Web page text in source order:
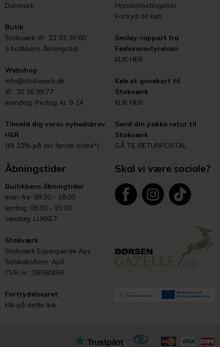
Danmark
Butik
Stokværk tlf.: 22 93 30 60
(i butikkens åbningstid)
Webshop
info@stokvaerk.dk
tlf.: 30 36 99 77
mandag-fredag: kl. 9-14
Tilmeld dig vores nyhedsbrev
HER
(få 10% på din første ordre*)
Handelsbetingelser
Fortryd dit køb
Smiley-rapport fra
Fødevarestyrelsen
KLIK HER
Køb et gavekort til
Stokværk
KLIK HER
Send din pakke retur til
Stokværk
GÅ TIL RETURPORTAL
Åbningstider
Buitikkens åbningtider
man-fre: 09:30 - 18:00
lørdag: 09:30 - 15:00
søndag: LUKKET
Stokværk
Stokværk Espergærde Aps
Selskabsform: ApS
CVR nr.: 38360469
Fortrydelsesret:
klik på dette link
Skal vi være sociale?